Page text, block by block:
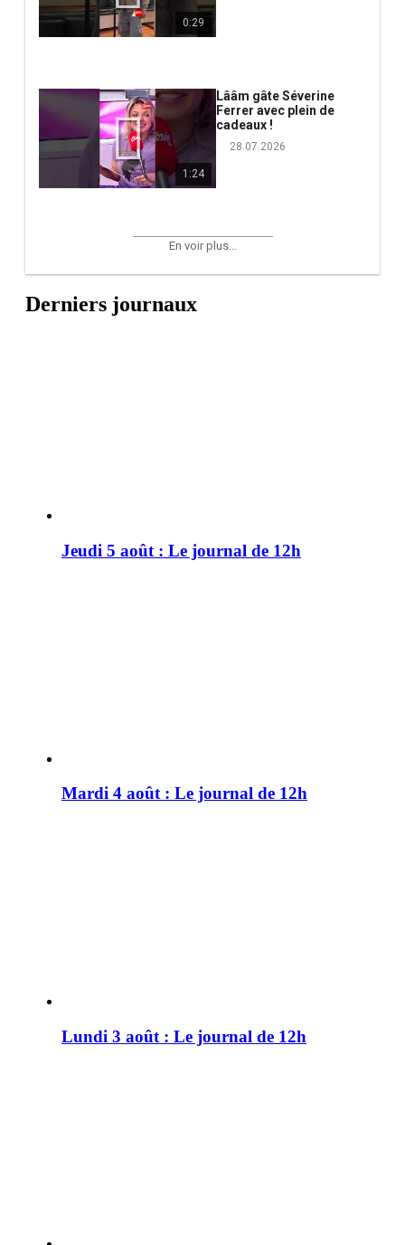
0:29
1:24
Lââm gâte Séverine
Ferrer avec plein de
cadeaux !
28.07.2026
En voir plus...
Derniers journaux
Jeudi 5 août : Le journal de 12h
Mardi 4 août : Le journal de 12h
Lundi 3 août : Le journal de 12h